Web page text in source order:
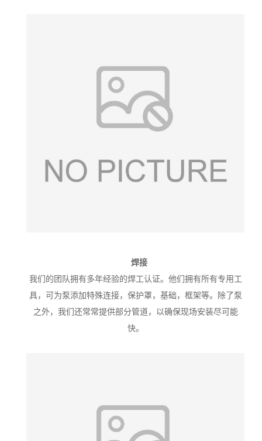
焊接
我们的团队拥有多年经验的焊工认证。他们拥有所有专用工
具，可为泵添加特殊连接，保护罩，基础，框架等。除了泵
之外，我们还常常提供部分管道，以确保现场安装尽可能
快。